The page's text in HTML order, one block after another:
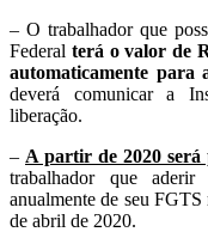
– O trabalhador que
Federal terá o valor de
automaticamente para
deverá comunicar a
liberação.
– A partir de 2020 será
trabalhador que
anualmente de seu
de abril de 2020.